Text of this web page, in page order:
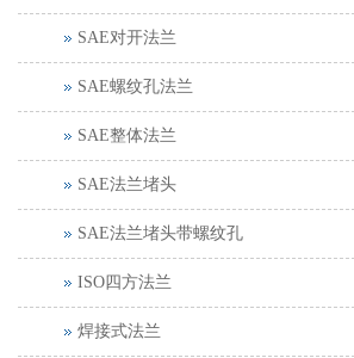
SAE对开法兰
SAE螺纹孔法兰
SAE整体法兰
SAE法兰堵头
SAE法兰堵头带螺纹孔
ISO四方法兰
焊接式法兰